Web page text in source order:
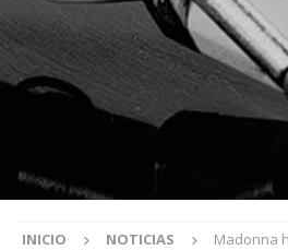
INICIO NOTICIAS
Madonna